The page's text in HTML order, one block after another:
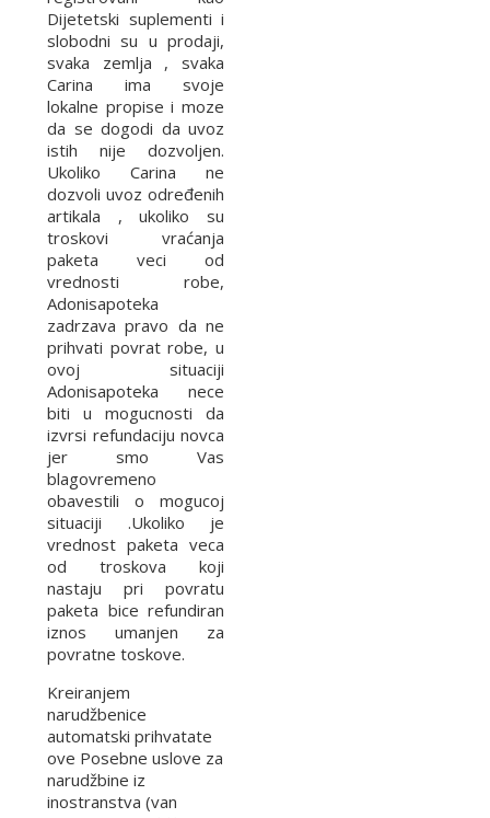
Dijetetski suplementi i
slobodni su u prodaji,
svaka zemlja , svaka
Carina ima svoje
lokalne propise i moze
da se dogodi da uvoz
istih nije dozvoljen.
Ukoliko Carina ne
dozvoli uvoz određenih
artikala , ukoliko su
troskovi vraćanja
paketa veci od
vrednosti robe,
Adonisapoteka
zadrzava pravo da ne
prihvati povrat robe, u
ovoj situaciji
Adonisapoteka nece
biti u mogucnosti da
izvrsi refundaciju novca
jer smo Vas
blagovremeno
obavestili o mogucoj
situaciji .Ukoliko je
vrednost paketa veca
od troskova koji
nastaju pri povratu
paketa bice refundiran
iznos umanjen za
povratne toskove.
Kreiranjem
narudžbenice
automatski prihvatate
ove Posebne uslove za
narudžbine iz
inostranstva (van